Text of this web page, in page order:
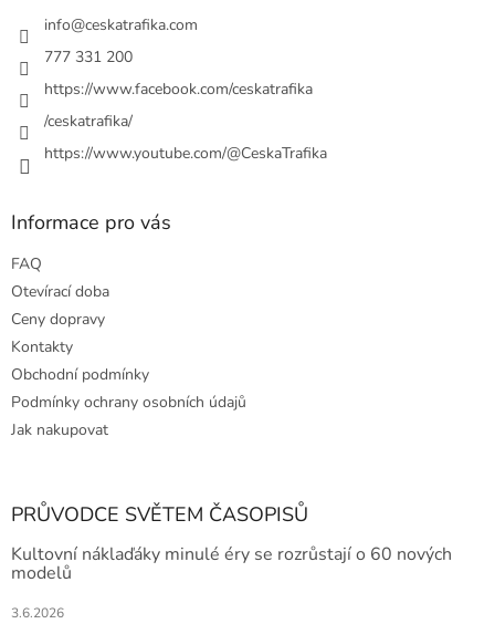
info@ceskatrafika.com
777 331 200
https://www.facebook.com/ceskatrafika
/ceskatrafika/
https://www.youtube.com/@CeskaTrafika
Informace pro vás
FAQ
Otevírací doba
Ceny dopravy
Kontakty
Obchodní podmínky
Podmínky ochrany osobních údajů
Jak nakupovat
PRŮVODCE SVĚTEM ČASOPISŮ
Kultovní náklaďáky minulé éry se rozrůstají o 60 nových
modelů
3.6.2026